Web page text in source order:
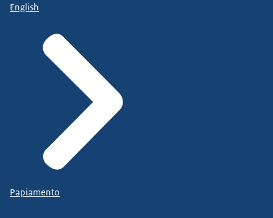
English
Papiamento